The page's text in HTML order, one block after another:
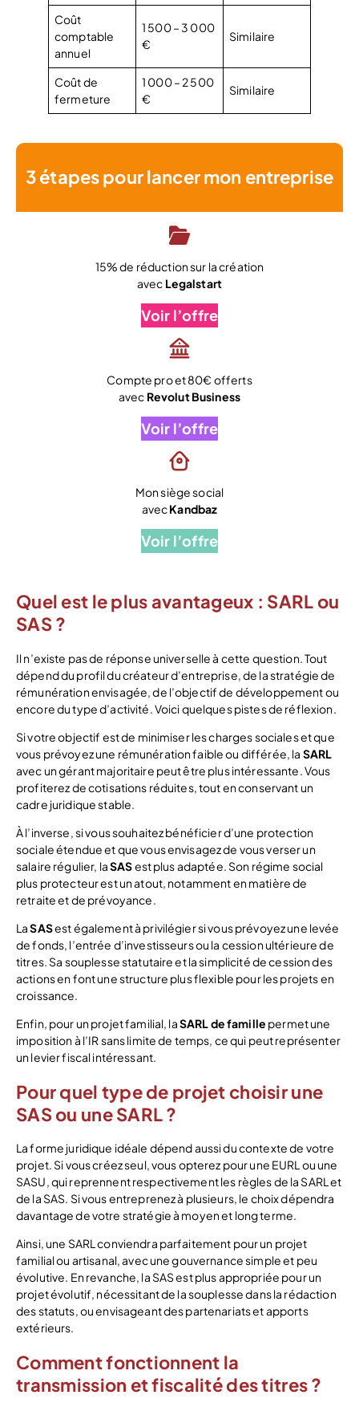
Coût
comptable
annuel
1 500 – 3 000
€
Similaire
Coût de
fermeture
1 000 – 2 500
€
Similaire
3 étapes pour lancer mon entreprise
15% de réduction sur la création
avec Legalstart
Voir l’offre
Compte pro et 80€ offerts
avec Revolut Business
Voir l’offre
Mon siège social
avecKandbaz
Voir l’offre
Quel est le plus avantageux : SARL ou
SAS ?
Il n’existe pas de réponse universelle à cette question. Tout
dépend du profil du créateur d’entreprise, de la stratégie de
rémunération envisagée, de l’objectif de développement ou
encore du type d’activité. Voici quelques pistes de réflexion.
Si votre objectif est de minimiser les charges sociales et que
vous prévoyez une rémunération faible ou différée, la SARL
avec un gérant majoritaire peut être plus intéressante. Vous
profiterez de cotisations réduites, tout en conservant un
cadre juridique stable.
À l’inverse, si vous souhaitez bénéficier d’une protection
sociale étendue et que vous envisagez de vous verser un
salaire régulier, laSASest plus adaptée. Son régime social
plus protecteur est un atout, notamment en matière de
retraite et de prévoyance.
LaSASest également à privilégier si vous prévoyez une levée
de fonds, l’entrée d’investisseurs ou la cession ultérieure de
titres. Sa souplesse statutaire et la simplicité de cession des
actions en font une structure plus flexible pour les projets en
croissance.
Enfin, pour un projet familial, laSARL de famille permet une
imposition à l’IR sans limite de temps, ce qui peut représenter
un levier fiscal intéressant.
Pour quel type de projet choisir une
SAS ou une SARL ?
La forme juridique idéale dépend aussi du contexte de votre
projet. Si vous créez seul, vous opterez pour une EURL ou une
SASU, qui reprennent respectivement les règles de la SARL et
de la SAS. Si vous entreprenez à plusieurs, le choix dépendra
davantage de votre stratégie à moyen et long terme.
Ainsi, une SARL conviendra parfaitement pour un projet
familial ou artisanal, avec une gouvernance simple et peu
évolutive. En revanche, la SAS est plus appropriée pour un
projet évolutif, nécessitant de la souplesse dans la rédaction
des statuts, ou envisageant des partenariats et apports
extérieurs.
Comment fonctionnent la
transmission et fiscalité des titres ?